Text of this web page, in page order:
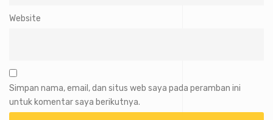
Website
Simpan nama, email, dan situs web saya pada peramban ini
untuk komentar saya berikutnya.